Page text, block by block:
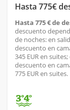
Hasta 775€
Hasta 775 € de
descuento
de noches: en
descuento en
345 EUR en
descuento en
775 EUR en suites.